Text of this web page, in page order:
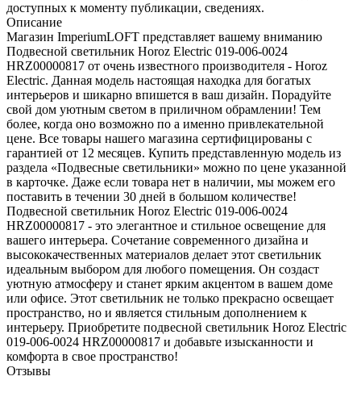
доступных к моменту публикации, сведениях.
Описание
Магазин ImperiumLOFT представляет вашему вниманию
Подвесной светильник Horoz Electric 019-006-0024
HRZ00000817 от очень известного производителя - Horoz
Electric. Данная модель настоящая находка для богатых
интерьеров и шикарно впишется в ваш дизайн. Порадуйте
свой дом уютным светом в приличном обрамлении! Тем
более, когда оно возможно по а именно привлекательной
цене. Все товары нашего магазина сертифицированы с
гарантией от 12 месяцев. Купить представленную модель из
раздела «Подвесные светильники» можно по цене указанной
в карточке. Даже если товара нет в наличии, мы можем его
поставить в течении 30 дней в большом количестве!
Подвесной светильник Horoz Electric 019-006-0024
HRZ00000817 - это элегантное и стильное освещение для
вашего интерьера. Сочетание современного дизайна и
высококачественных материалов делает этот светильник
идеальным выбором для любого помещения. Он создаст
уютную атмосферу и станет ярким акцентом в вашем доме
или офисе. Этот светильник не только прекрасно освещает
пространство, но и является стильным дополнением к
интерьеру. Приобретите подвесной светильник Horoz Electric
019-006-0024 HRZ00000817 и добавьте изысканности и
комфорта в свое пространство!
Отзывы